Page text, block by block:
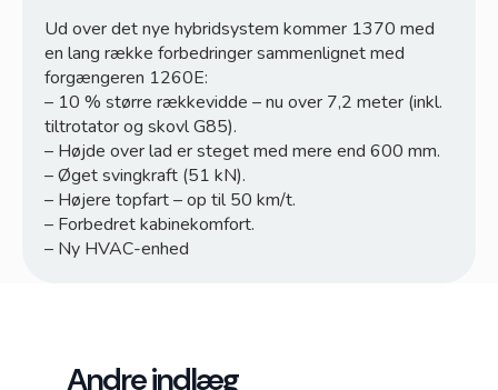
Ud over det nye hybridsystem kommer 1370 med
en lang række forbedringer sammenlignet med
forgængeren 1260E:
– 10 % større rækkevidde – nu over 7,2 meter (inkl.
tiltrotator og skovl G85).
– Højde over lad er steget med mere end 600 mm.
– Øget svingkraft (51 kN).
– Højere topfart – op til 50 km/t.
– Forbedret kabinekomfort.
– Ny HVAC-enhed
Andre indlæg